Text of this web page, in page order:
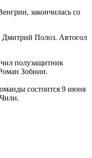
закончилась со
Полоз. Автогол
полузащитник
Зобнин.
состоится 9 июня